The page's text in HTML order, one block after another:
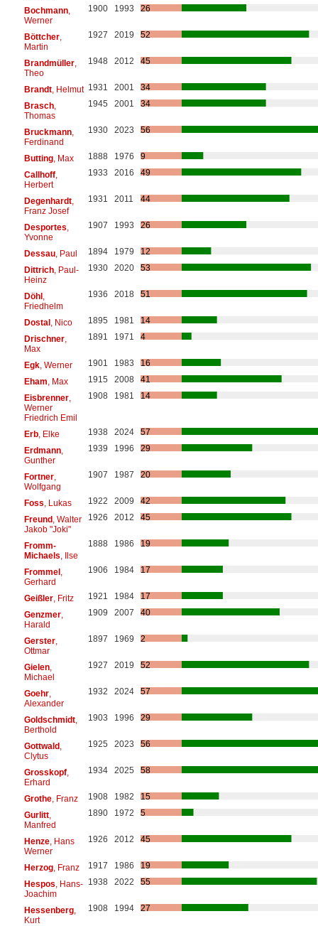
Bochmann,
Werner
1900 1993 26
Böttcher,
Martin
1927 2019 52
Brandmüller,
Theo
1948 2012 45
Brandt, Helmut 1931 2001
34
Brasch,
Thomas
1945 2001 34
Bruckmann,
Ferdinand
1930 2023 56
Butting, Max 1888 1976
9
Callhoff,
Herbert
1933 2016 49
Degenhardt,
Franz Josef
1931 2011 44
Desportes
Yvonne
1907 1993 26
Dessau, Paul 1894 1979
12
Dittrich, Paul-
Heinz
1930 2020 53
Döhl,
Friedhelm
1936 2018 51
Dostal, Nico 1895 1981
14
Drischner,
Max
1891 1971 4
Egk, Werner 1901 1983
16
Eham , Max 1915 2008
41
Eisbrenner,
Werner
Friedrich Emil
1908 1981 14
Erb, Elke 1938 2024
57
Erdmann,
Gunther
1939 1996 29
Fortner,
Wolfgang
1907 1987 20
Foss , Lukas 1922 2009
42
Freund, Walter
Jakob "Joki"
1926 2012 45
Fromm-
Michaels , Ilse
1888 1986 19
Frommel,
Gerhard
1906 1984 17
Geißler, Fritz 1921 1984
17
Genzmer,
Harald
1909 2007 40
Gerster,
Ottmar
1897 1969 2
Gielen,
Michael
1927 2019 52
Goehr,
Alexander
1932 2024 57
Goldschmidt,
Berthold
1903 1996 29
Gottwald,
Clytus
1925 2023 56
Grosskopf,
Erhard
1934 2025 58
Grothe, Franz 1908 1982
15
Gurlitt,
Manfred
1890 1972 5
Henze, Hans
Werner
1926 2012 45
Herzog, Franz 1917 1986
19
Hespos , Hans-
Joachim
1938 2022 55
Hessenberg,
Kurt
1908 1994 27